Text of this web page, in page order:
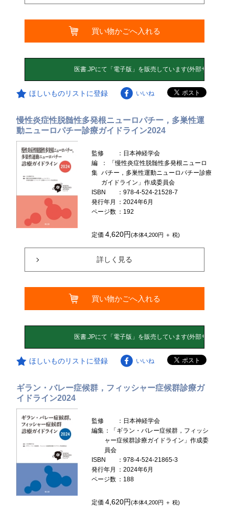
買い物かごへ入れる
ほしいものリストに登録 いいね
慢性炎症性脱髄性多発根ニューロパチー，多巣性運
動ニューロパチー診療ガイドライン2024
監修
：日本神経学会
編
集
： 「慢性炎症性脱髄性多発根ニューロ
パチー，多巣性運動ニューロパチー診療
ガイドライン」作成委員会
ISBN
：978-4-524-21528-7
発行年月
：2024年6月
ページ数 ：192
定価4,620円(本体4,200円 ＋ 税)
詳しく見る
買い物かごへ入れる
ほしいものリストに登録 いいね
ギラン・バレー症候群，フィッシャー症候群診療ガ
イドライン2024
監修
：日本神経学会
編集 ：「ギラン・バレー症候群，フィッシ
ャー症候群診療ガイドライン」作成委
員会
ISBN
：978-4-524-21865-3
発行年月
：2024年6月
ページ数 ：188
定価4,620円(本体4,200円 ＋ 税)